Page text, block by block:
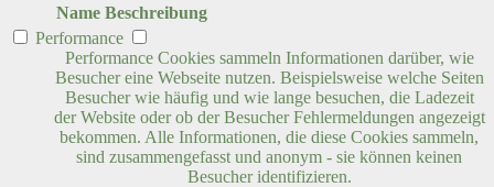
Name Beschreibung
Performance
Performance Cookies sammeln Informationen darüber, wie
Besucher eine Webseite nutzen. Beispielsweise welche Seiten
Besucher wie häufig und wie lange besuchen, die Ladezeit
der Website oder ob der Besucher Fehlermeldungen angezeigt
bekommen. Alle Informationen, die diese Cookies sammeln,
sind zusammengefasst und anonym - sie können keinen
Besucher identifizieren.